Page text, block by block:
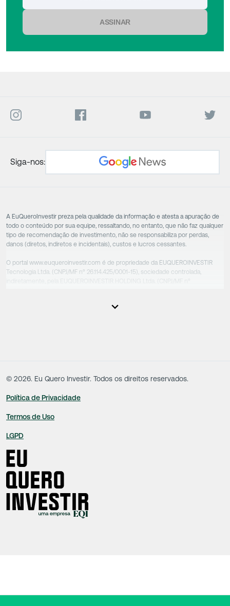
ASSINAR
Siga-nos:
A EuQueroInvestir preza pela qualidade da informação e atesta a apuração de
todo o conteúdo por sua equipe, ressaltando, no entanto, que não faz qualquer
tipo de recomendação de investimento, não se responsabiliza por perdas,
danos (diretos, indiretos e incidentais), custos e lucros cessantes.
O portal www.euqueroinvestir.com é de propriedade da EUQUEROINVESTIR
Tecnologia Ltda. (CNPJ/MF nº 26.114.425/0001-15), sociedade controlada,
responsáveis tecnicamente são totalmente independentes, sendo que estes
© 2026. Eu Quero Investir. Todos os direitos reservados.
Política de Privacidade
Termos de Uso
LGPD